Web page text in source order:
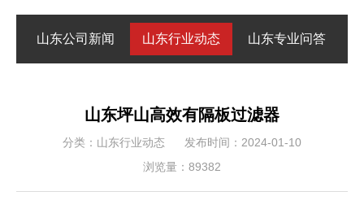
山东公司新闻 山东行业动态 山东专业问答
山东坪山高效有隔板过滤器
分类：山东行业动态
发布时间：2024-01-10
浏览量：89382